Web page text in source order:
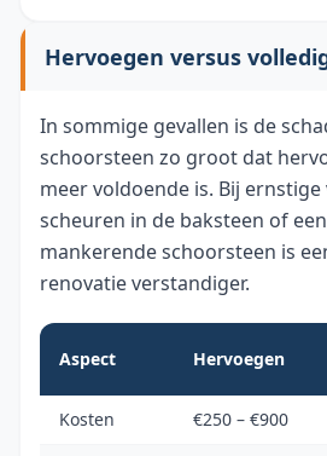
Hervoegen versus
In sommige gevallen is de
schoorsteen zo groot dat
meer voldoende is. Bij
scheuren in de baksteen of
mankerende schoorsteen is
renovatie verstandiger.
Aspect Hervoegen
Kosten €250 – €900